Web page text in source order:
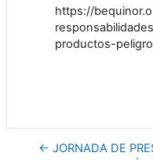
https://
productos-
← JORNADA DE